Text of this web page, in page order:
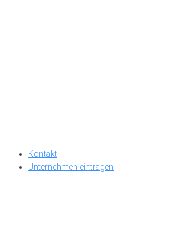
Kontakt
Unternehmen eintragen